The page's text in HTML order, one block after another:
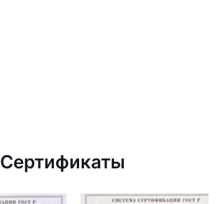
Сертификаты